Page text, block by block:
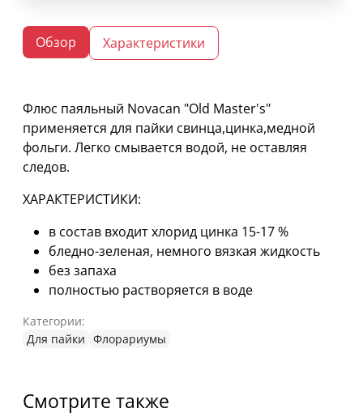
Обзор Характеристики
Флюс паяльный Novacan "Old Master's"
применяется для пайки свинца,цинка,медной
фольги. Легко смывается водой, не оставляя
следов.
ХАРАКТЕРИСТИКИ:
в состав входит хлорид цинка 15-17 %
бледно-зеленая, немного вязкая жидкость
без запаха
полностью растворяется в воде
Категории:
Для пайки Флорариумы
Смотрите также